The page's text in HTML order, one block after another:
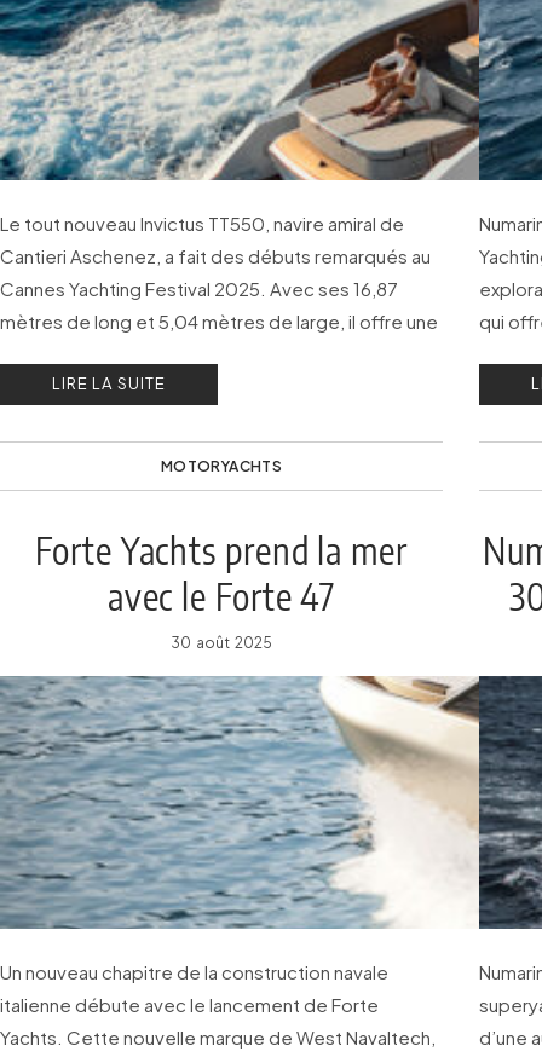
Le tout nouveau Invictus TT550, navire amiral de
Cantieri Aschenez, a fait des débuts remarqués au
Cannes Yachting Festival 2025. Avec ses 16,87
mètres de long et 5,04 mètres de large, il offre une
LIRE LA SUITE
MOTORYACHTS
qui
Forte Yachts prend la mer
avec le Forte 47
30 août 2025
Un nouveau chapitre de la construction navale
italienne débute avec le lancement de Forte
Yachts. Cette nouvelle marque de West Navaltech,
d’une